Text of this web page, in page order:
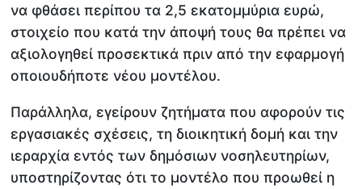
να φθάσει περίπου τα 2,5 εκατομμύρια ευρώ,
στοιχείο που κατά την άποψή τους θα πρέπει να
αξιολογηθεί προσεκτικά πριν από την εφαρμογή
οποιουδήποτε νέου μοντέλου.
Παράλληλα, εγείρουν ζητήματα που αφορούν τις
εργασιακές σχέσεις, τη διοικητική δομή και την
ιεραρχία εντός των δημόσιων νοσηλευτηρίων,
υποστηρίζοντας ότι το μοντέλο που προωθεί η